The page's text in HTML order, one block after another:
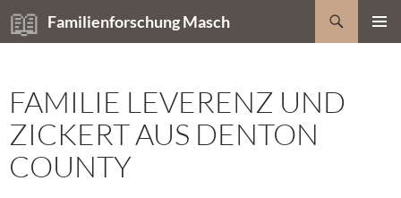
Zum
Inhalt
Familienforschung Masch
Suchen
FAMILIE LEVERENZ UND
ZICKERT AUS DENTON
COUNTY